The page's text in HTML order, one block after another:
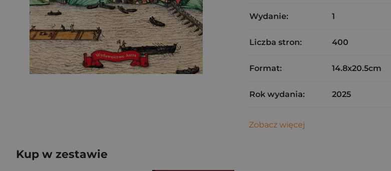
Wydanie: 1
Liczba stron: 400
Format: 14.8x20.5cm
Rok wydania: 2025
Zobacz więcej
Kup w zestawie